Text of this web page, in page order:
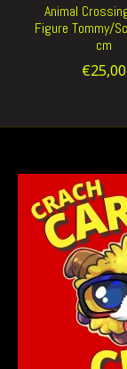
Animal
Figure Tommy/
cm
€25,00